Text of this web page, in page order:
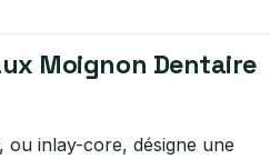
Moignon Dentaire
, ou inlay-core, désigne une